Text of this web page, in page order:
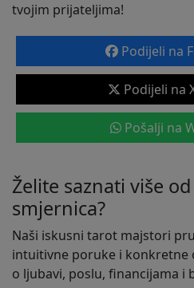
tvojim prijateljima!
Podijeli na
Podijeli na
Pošalji na
Želite saznati više
smjernica?
Naši iskusni tarot majstori
intuitivne poruke i konkretne
o ljubavi, poslu, financijama i